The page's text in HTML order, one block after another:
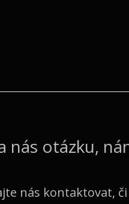
nás otázku,
nás kontaktovat,